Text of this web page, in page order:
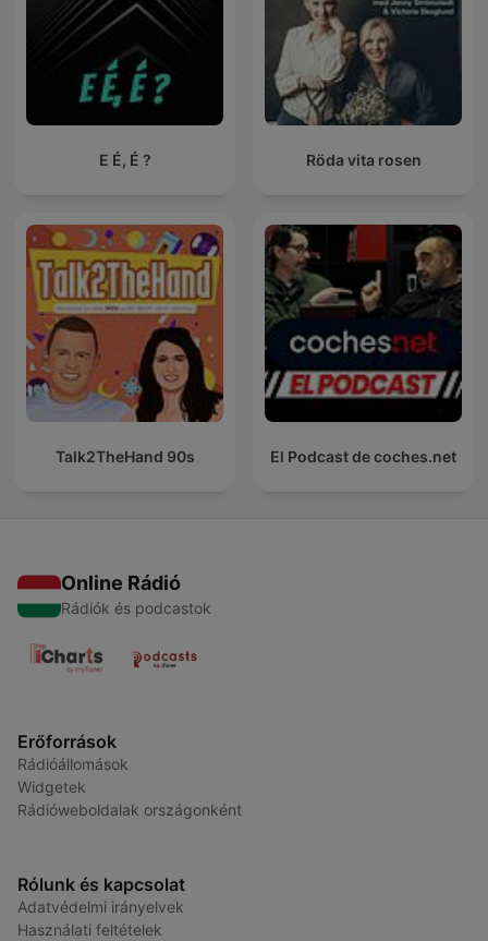
E É, É ? Röda vita rosen
Talk2TheHand 90s El Podcast de coches.net
Online Rádió
Rádiók és podcastok
Erőforrások
Rádióállomások
Widgetek
Rádióweboldalak országonként
Rólunk és kapcsolat
Adatvédelmi irányelvek
Használati feltételek